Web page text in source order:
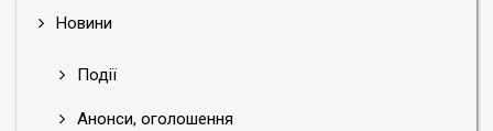
Новини
Події
Анонси, оголошення